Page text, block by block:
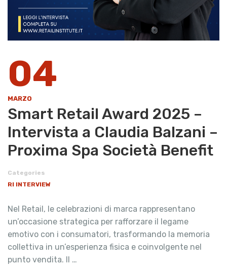
04
MARZO
Smart Retail Award 2025 –
Intervista a Claudia Balzani –
Proxima Spa Società Benefit
Categories
RI INTERVIEW
Nel Retail, le celebrazioni di marca rappresentano
un’occasione strategica per rafforzare il legame
emotivo con i consumatori, trasformando la memoria
collettiva in un’esperienza fisica e coinvolgente nel
punto vendita. Il …